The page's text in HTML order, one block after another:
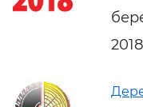
2018